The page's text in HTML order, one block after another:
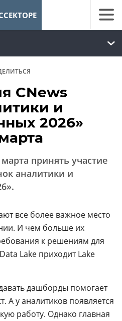
CNews
и
2026»
принять участие
аналитики и
все более важное место
И чем больше их
к решениям для
Lake приходит Lake
дашборды помогает
А у аналитиков появляется
работу. Однако главная